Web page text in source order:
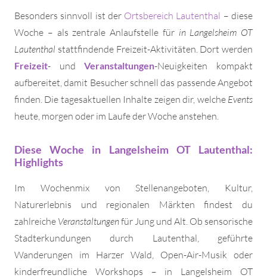
Besonders sinnvoll ist der Ortsbereich Lautenthal – diese
Woche – als zentrale Anlaufstelle für in Langelsheim OT
Lautenthal stattfindende Freizeit-Aktivitäten. Dort werden
Freizeit- undVeranstaltungen-Neuigkeiten kompakt
aufbereitet, damit Besucher schnell das passende Angebot
finden. Die tagesaktuellen Inhalte zeigen dir, welche Events
heute, morgen oder im Laufe der Woche anstehen.
Diese Woche in Langelsheim OT Lautenthal:
Highlights
Im Wochenmix von Stellenangeboten, Kultur,
Naturerlebnis und regionalen Märkten findest du
zahlreiche Veranstaltungenfür Jung und Alt. Ob sensorische
Stadterkundungen durch Lautenthal, geführte
Wanderungen im Harzer Wald, Open-Air-Musik oder
kinderfreundliche Workshops – in Langelsheim OT